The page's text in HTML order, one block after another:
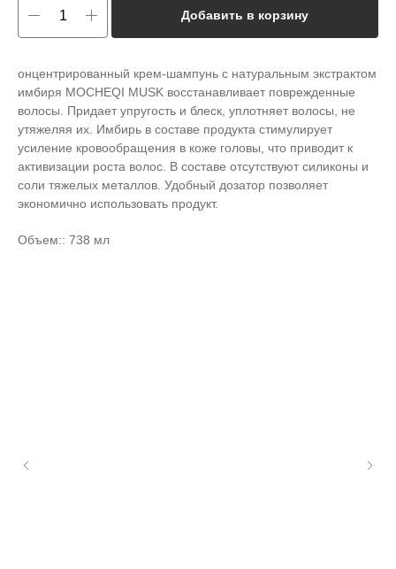
Добавить в корзину
онцентрированный крем-шампунь с натуральным экстрактом
имбиря MOCHEQI MUSK восстанавливает поврежденные
волосы. Придает упругость и блеск, уплотняет волосы, не
утяжеляя их. Имбирь в составе продукта стимулирует
усиление кровообращения в коже головы, что приводит к
активизации роста волос. В составе отсутствуют силиконы и
соли тяжелых металлов. Удобный дозатор позволяет
экономично использовать продукт.
Объем:: 738 мл